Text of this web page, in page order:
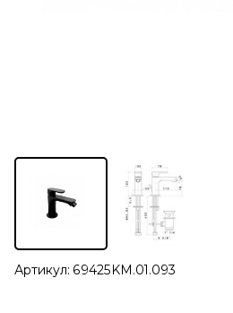
Артикул: 69425KM.01.093